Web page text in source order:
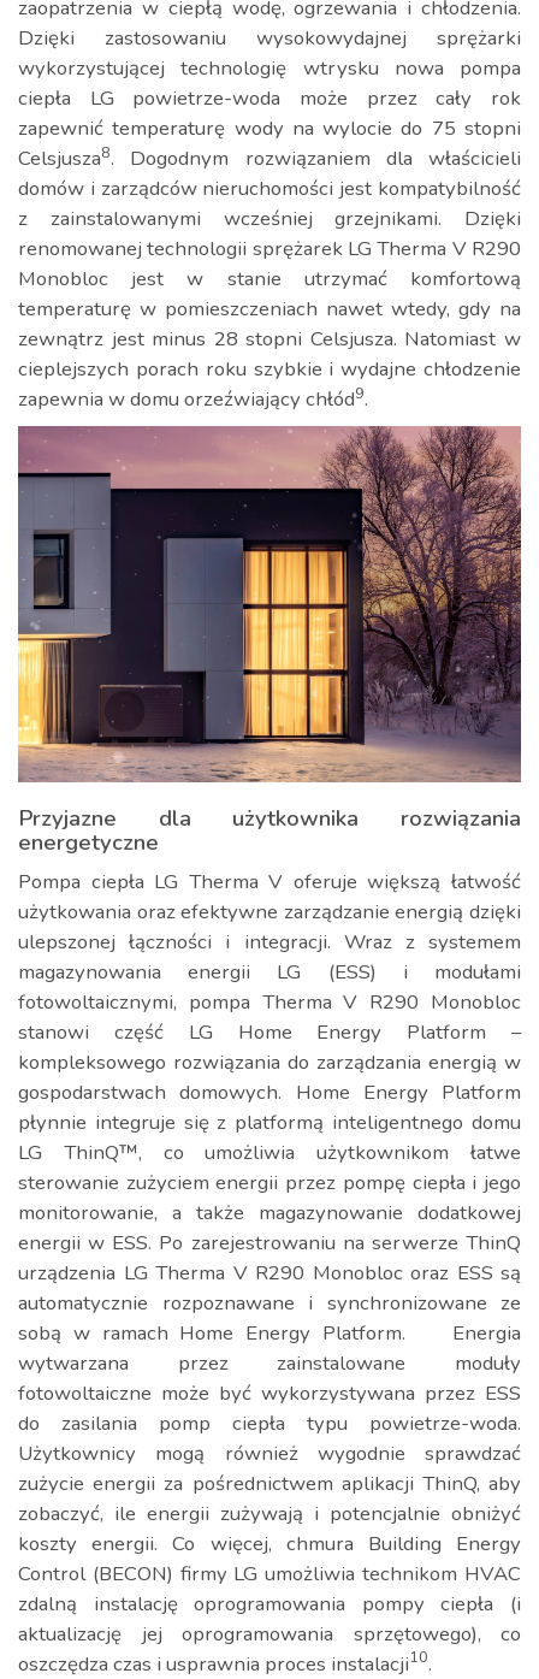
zaopatrzenia w ciepłą wodę, ogrzewania i chłodzenia.
Dzięki zastosowaniu wysokowydajnej sprężarki
wykorzystującej technologię wtrysku nowa pompa
ciepła LG powietrze-woda może przez cały rok
zapewnić temperaturę wody na wylocie do 75 stopni
Celsjusza8. Dogodnym rozwiązaniem dla właścicieli
domów i zarządców nieruchomości jest kompatybilność
z zainstalowanymi wcześniej grzejnikami. Dzięki
renomowanej technologii sprężarek LG Therma V R290
Monobloc jest w stanie utrzymać komfortową
temperaturę w pomieszczeniach nawet wtedy, gdy na
zewnątrz jest minus 28 stopni Celsjusza. Natomiast w
cieplejszych porach roku szybkie i wydajne chłodzenie
zapewnia w domu orzeźwiający chłód9.
Przyjazne dla użytkownika rozwiązania
energetyczne
Pompa ciepła LG Therma V oferuje większą łatwość
użytkowania oraz efektywne zarządzanie energią dzięki
ulepszonej łączności i integracji. Wraz z systemem
magazynowania energii LG (ESS) i modułami
fotowoltaicznymi, pompa Therma V R290 Monobloc
stanowi część LG Home Energy Platform –
kompleksowego rozwiązania do zarządzania energią w
gospodarstwach domowych. Home Energy Platform
płynnie integruje się z platformą inteligentnego domu
LG ThinQ™, co umożliwia użytkownikom łatwe
sterowanie zużyciem energii przez pompę ciepła i jego
monitorowanie, a także magazynowanie dodatkowej
energii w ESS. Po zarejestrowaniu na serwerze ThinQ
urządzenia LG Therma V R290 Monobloc oraz ESS są
automatycznie rozpoznawane i synchronizowane ze
sobą w ramach Home Energy Platform. Energia
wytwarzana przez zainstalowane moduły
fotowoltaiczne może być wykorzystywana przez ESS
do zasilania pomp ciepła typu powietrze-woda.
Użytkownicy mogą również wygodnie sprawdzać
zużycie energii za pośrednictwem aplikacji ThinQ, aby
zobaczyć, ile energii zużywają i potencjalnie obniżyć
koszty energii. Co więcej, chmura Building Energy
Control (BECON) firmy LG umożliwia technikom HVAC
zdalną instalację oprogramowania pompy ciepła (i
aktualizację jej oprogramowania sprzętowego), co
oszczędza czas i usprawnia proces instalacji10.